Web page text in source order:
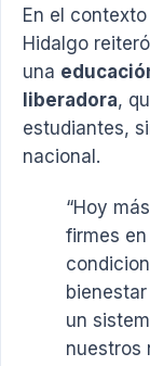
En el contexto
Hidalgo
una
liberadora,
estudiantes,
nacional.
“Hoy
firmes
un
nuestros